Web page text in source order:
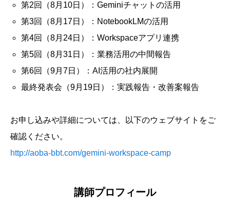
第2回（8月10日）：Geminiチャットの活用
第3回（8月17日）：NotebookLMの活用
第4回（8月24日）：Workspaceアプリ連携
第5回（8月31日）：業務活用の中間報告
第6回（9月7日）：AI活用の社内展開
最終発表会（9月19日）：実践報告・改善案報告
お申し込みや詳細については、以下のウェブサイトをご
確認ください。
http://aoba-bbt.com/gemini-workspace-camp
講師プロフィール